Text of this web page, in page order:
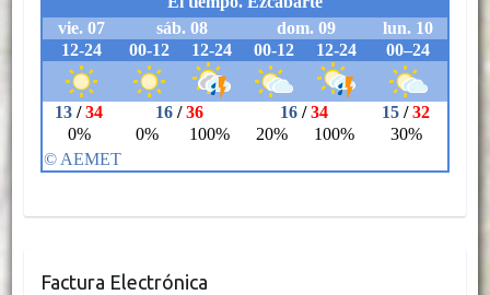
Factura Electrónica